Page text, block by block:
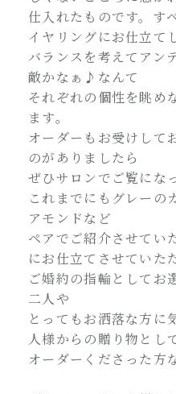
仕入れたものです。す
イヤリングにお仕立て
バランスを考えてアン
敵かなぁ♪なんて
それぞれの個性を眺め
ます。
オーダーもお受けして
のがありましたら
ぜひサロンでご覧にな
これまでにもグレーの
アモンドなど
ペアでご紹介させてい
にお仕立てさせていた
ご婚約の指輪としてお
二人や
とってもお洒落な方に
人様からの贈り物とし
オーダーくださった方